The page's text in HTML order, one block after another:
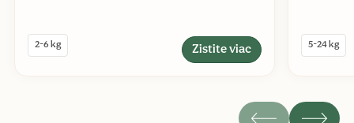
2-6 kg Zistite viac 5-24 kg